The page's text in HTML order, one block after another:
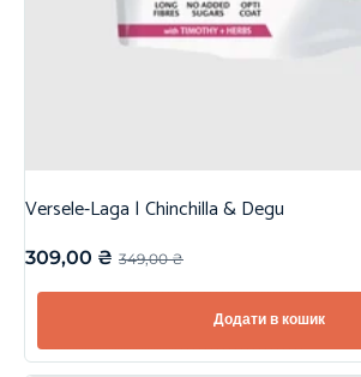
Versele-Laga | Chinchilla & Degu
349,00₴
309,00 ₴
Додати в кошик